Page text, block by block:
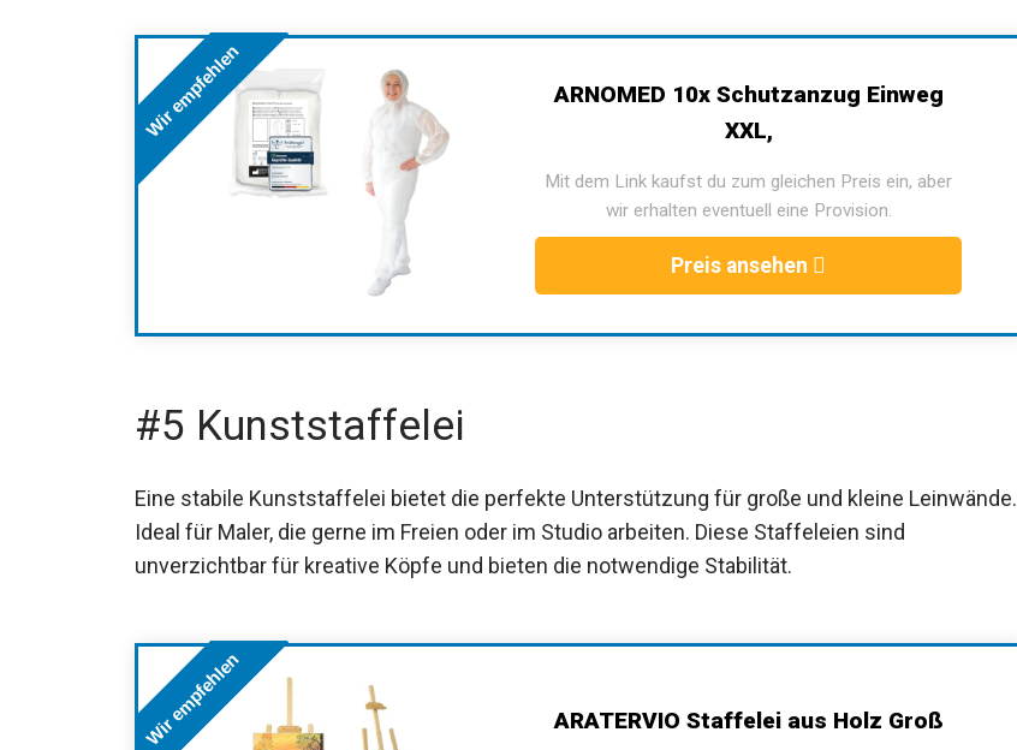
Wir empfehlen
ARNOMED 10x Schutzanzug Einweg
XXL,
Mit dem Link kaufst du zum gleichen Preis ein, aber
wir erhalten eventuell eine Provision.
Preis ansehen
#5 Kunststaffelei
Eine stabile Kunststaffelei bietet die perfekte Unterstützung für große und kleine Leinwände.
Ideal für Maler, die gerne im Freien oder im Studio arbeiten. Diese Staffeleien sind
unverzichtbar für kreative Köpfe und bieten die notwendige Stabilität.
Wir empfehlen ARATERVIO Staffelei aus Holz Groß